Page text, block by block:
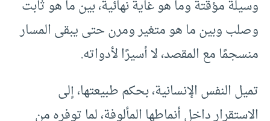
وسيلة مؤقتة وما هو غاية نهائية، بين ما هو ثابت
وصلب وبين ما هو متغير ومرن حتى يبقى المسار
منسجمًا مع المقصد، لا أسيرًا لأدواته.
تميل النفس الإنسانية، بحكم طبيعتها، إلى
الاستقرار داخل أنماطها المألوفة، لما توفره من